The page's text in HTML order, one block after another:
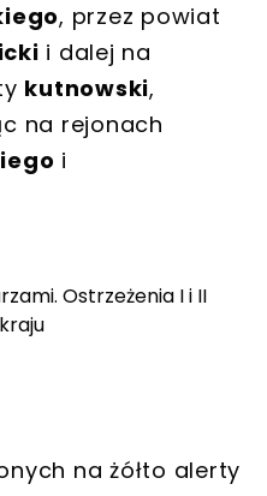
, przez powiat
i dalej na
kutnowski,
na rejonach
i
na żółto alerty